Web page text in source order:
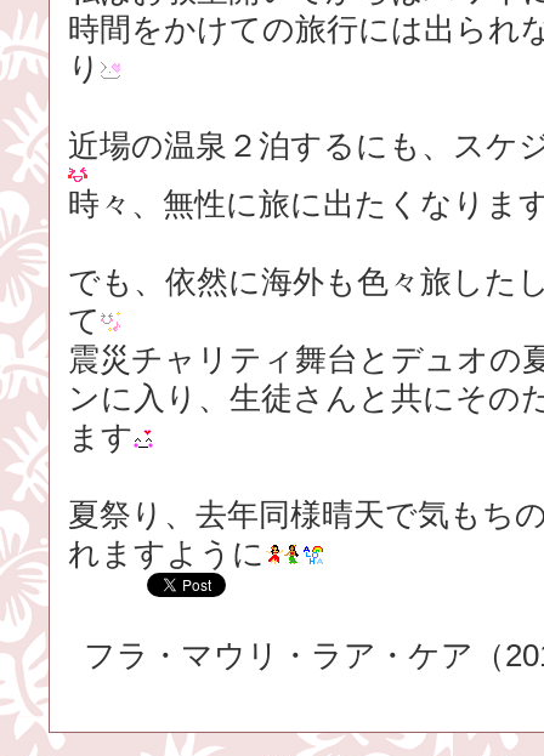
時間をかけての旅行には出られ
り
近場の温泉２泊するにも、スケ
時々、無性に旅に出たくなりま
でも、依然に海外も色々旅した
て
震災チャリティ舞台とデュオの
ンに入り、生徒さんと共にその
ます
夏祭り、去年同様晴天で気もち
れますように
フラ・マウリ・ラア・ケア（